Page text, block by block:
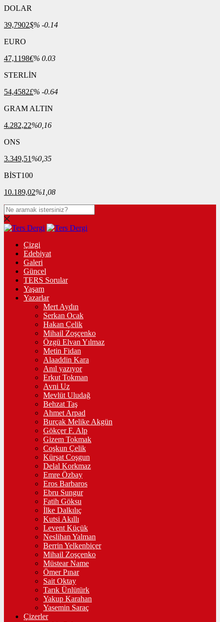
DOLAR
39,7902$% -0.14
EURO
47,1198€% 0.03
STERLİN
54,4582£% -0.64
GRAM ALTIN
4.282,22%0,16
ONS
3.349,51 %0,35
BİST100
10.189,02%1,08
Çizgi
Edebiyat
Galeri
Güncel
TERS Sorular
Yaşam
Yazarlar
Mert Aydın
Serkan Ocak
Hakan Çelik
Mihail Zoşçenko
Özgü Elvan Yılmaz
Metin Fidan
Alaaddin Kara
Anıl yazıyor
Erkut Tokman
Avni Uz
Mevlüt Uludağ
Behzat Taş
Ahmet Arpad
Burçak Melike Akgün
Gökçer F. Alp
Gizem Tokmak
Coşkun Çelik
Kürşat Coşgun
Delal Korkmaz
Emre Özbay
Eros Barbaros
Ebru Sungur
Fatih Göksu
İlke Dalkılıç
Kutsi Akıllı
Levent Küçük
Neslihan Yalman
Berrin Yelkenbiçer
Mihail Zoşçenko
Müstear Name
Ömer Pınar
Sait Oktay
Tarık Ünlütürk
Yakup Karahan
Yasemin Saraç
Çizerler